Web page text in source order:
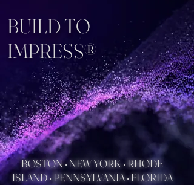
BUILD TO
IMPRESS®
BOSTON • NEW YORK • RHODE
ISLAND • PENNSYLVANIA • FLORIDA